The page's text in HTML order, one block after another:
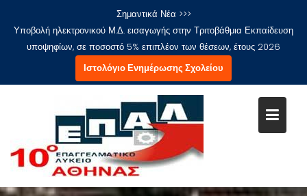
Σημαντικά Νέα >>>
Υποβολή ηλεκτρονικού Μ.Δ. εισαγωγής στην Τριτοβάθμια Εκπαίδευση
υποψηφίων, σε ποσοστό 5% επιπλέον των θέσεων, έτους 2026
Ιστολόγιο Ενημέρωσης Σχολείου